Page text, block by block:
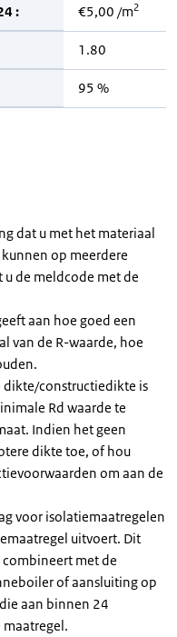
: €5,00 /m2
1.80
95 %
dat u met het materiaal
op meerdere
de meldcode met de
aan hoe goed een
van de R-waarde, hoe
dikte/constructiedikte is
Rd waarde te
Indien het geen
dikte toe, of hou
om aan de
voor isolatiemaatregelen
uitvoert. Dit
met de
of aansluiting op
aan binnen 24